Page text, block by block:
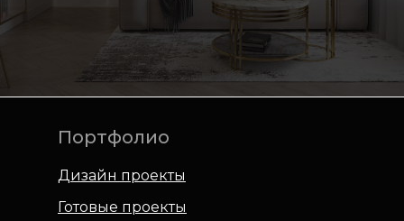
Портфолио
Дизайн проекты
Готовые проекты